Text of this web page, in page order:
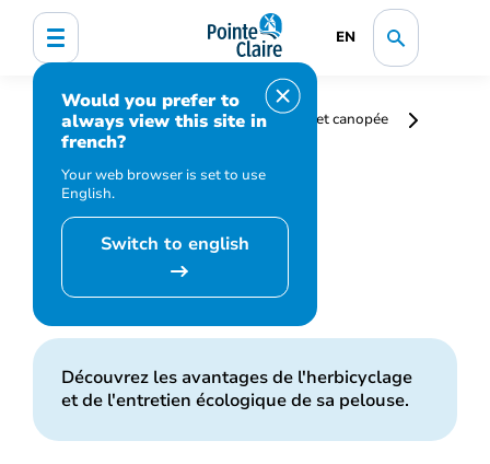
EN
Would you prefer to
always view this site in
french?
Your web browser is set to use
English.
Switch to english
Accueil Environnement
Arbres et canopée
Herbicyclage
Herbicyclage
Découvrez les avantages de l'herbicyclage
et de l'entretien écologique de sa pelouse.